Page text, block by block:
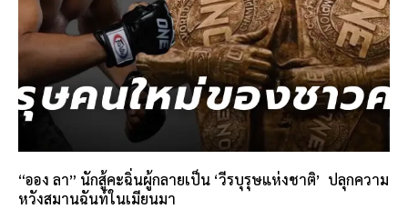
“ออง ลา” นักสู้คะฉิ่นผู้กลายเป็น ‘วีรบุรุษแห่งชาติ’ ปลุกความ
หวังสมานฉันท์ในเมียนมา